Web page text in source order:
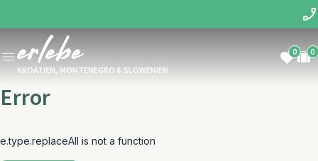
KROATIEN, MONTENEGRO & SLOWENIEN
0 0
Error
e.type.replaceAll is not a function